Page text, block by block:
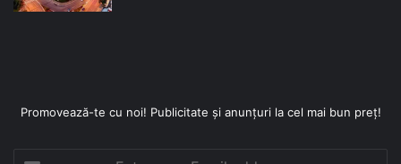
Promovează-te cu noi! Publicitate și anunțuri la cel mai bun preț!